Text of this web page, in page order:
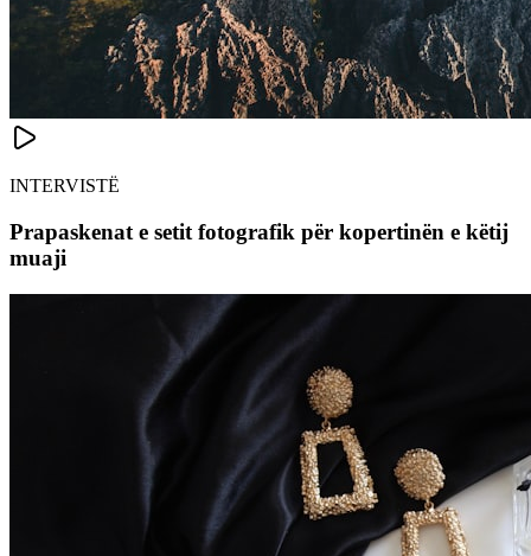
INTERVISTË
Prapaskenat e setit fotografik për kopertinën e këtij
muaji